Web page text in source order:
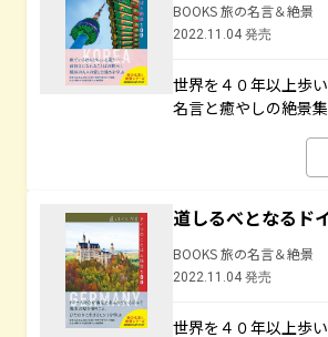
BOOKS 旅の名言＆絶景
2022.11.04 発売
世界を４０年以上歩
名言と癒やしの絶景集
道しるべとなるド
BOOKS 旅の名言＆絶景
2022.11.04 発売
世界を４０年以上歩